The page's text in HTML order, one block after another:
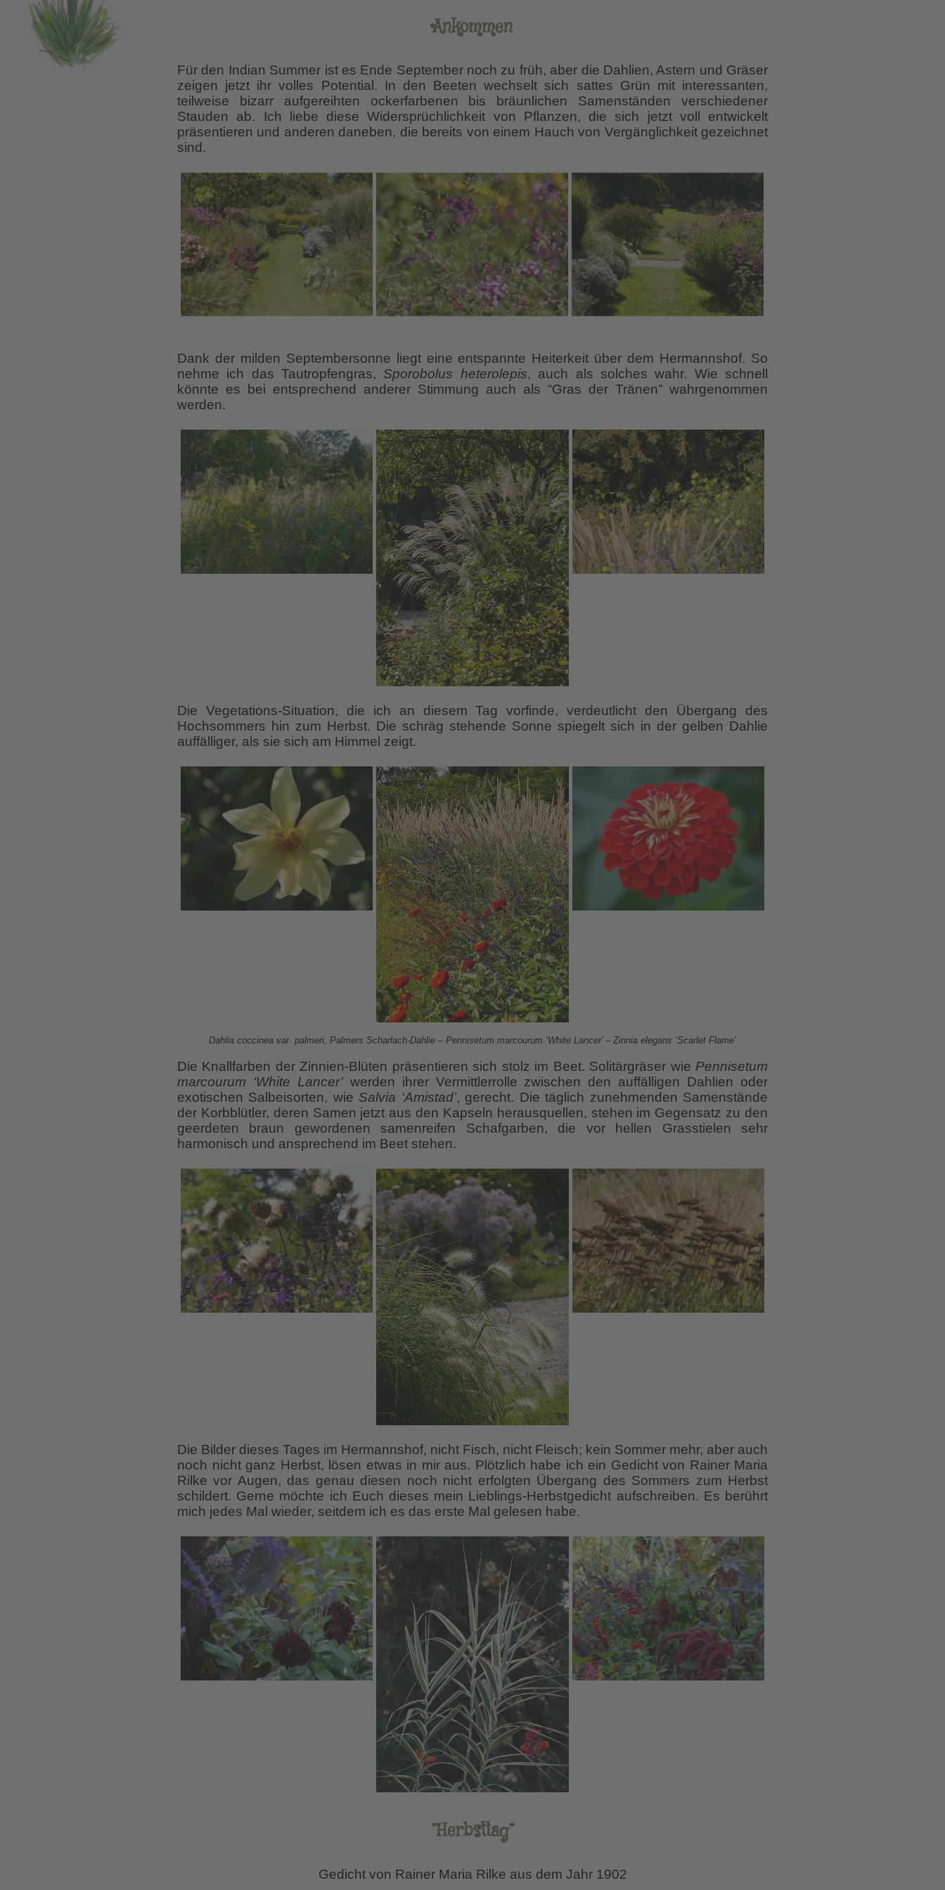
Ankommen
Für den Indian Summer ist es Ende September noch zu früh, aber die Dahlien, Astern und Gräser
zeigen jetzt ihr volles Potential. In den Beeten wechselt sich sattes Grün mit interessanten,
teilweise bizarr aufgereihten ockerfarbenen bis bräunlichen Samenständen verschiedener
Stauden ab. Ich liebe diese Widersprüchlichkeit von Pflanzen, die sich jetzt voll entwickelt
präsentieren und anderen daneben, die bereits von einem Hauch von Vergänglichkeit gezeichnet
sind.
Dank der milden Septembersonne liegt eine entspannte Heiterkeit über dem Hermannshof. So
nehme ich das Tautropfengras, Sporobolus heterolepis, auch als solches wahr. Wie schnell
könnte es bei entsprechend anderer Stimmung auch als “Gras der Tränen” wahrgenommen
werden.
Die Vegetations-Situation, die ich an diesem Tag vorfinde, verdeutlicht den Übergang des
Hochsommers hin zum Herbst. Die schräg stehende Sonne spiegelt sich in der gelben Dahlie
auffälliger, als sie sich am Himmel zeigt.
Dahlia coccinea var. palmeri, Palmers Scharlach-Dahlie – Pennisetum marcourum ‘White Lancer’ – Zinnia elegans ‘Scarlet Flame’
Die Knallfarben der Zinnien-Blüten präsentieren sich stolz im Beet. Solitärgräser wie Pennisetum
marcourum ‘White Lancer’werden ihrer Vermittlerrolle zwischen den auffälligen Dahlien oder
exotischen Salbeisorten, wie Salvia ‘Amistad’, gerecht. Die täglich zunehmenden Samenstände
der Korbblütler, deren Samen jetzt aus den Kapseln herausquellen, stehen im Gegensatz zu den
geerdeten braun gewordenen samenreifen Schafgarben, die vor hellen Grasstielen sehr
harmonisch und ansprechend im Beet stehen.
Die Bilder dieses Tages im Hermannshof, nicht Fisch, nicht Fleisch; kein Sommer mehr, aber auch
noch nicht ganz Herbst, lösen etwas in mir aus. Plötzlich habe ich ein Gedicht von Rainer Maria
Rilke vor Augen, das genau diesen noch nicht erfolgten Übergang des Sommers zum Herbst
schildert. Gerne möchte ich Euch dieses mein Lieblings-Herbstgedicht aufschreiben. Es berührt
mich jedes Mal wieder, seitdem ich es das erste Mal gelesen habe.
“Herbsttag”
Gedicht von Rainer Maria Rilke aus dem Jahr 1902